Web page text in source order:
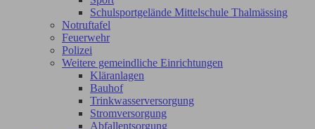
Schulsportgelände Mittelschule Thalmässing
Notruftafel
Feuerwehr
Polizei
Weitere gemeindliche Einrichtungen
Kläranlagen
Bauhof
Trinkwasserversorgung
Stromversorgung
Abfallentsorgung